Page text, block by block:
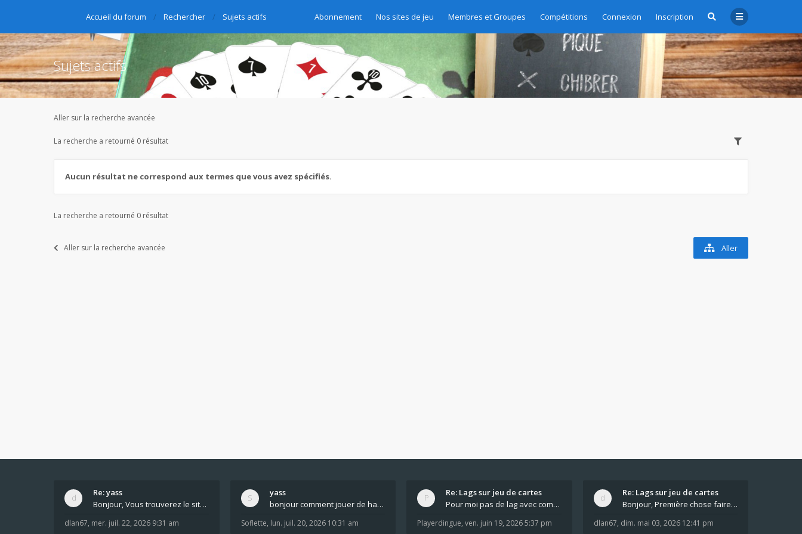
Abonnement Nos sites de jeu Membres et Groupes Compétitions Connexion Inscription
Accueil du forum Rechercher Sujets actifs
Sujets actifs
Aller sur la recherche avancée
La recherche a retourné 0 résultat
Aucun résultat ne correspond aux termes que vous avez spécifiés.
La recherche a retourné 0 résultat
Aller sur la recherche avancée Aller
Re: yass
Bonjour, Vous trouverez le site ici dans le foru
dlan67, mer. juil. 22, 2026 9:31 am
yass
bonjour comment jouer de haut en bas tout atout mi
Soflette, lun. juil. 20, 2026 10:31 am
Re: Lags sur jeu de cartes
Pour moi pas de lag avec comme navigateur Chrome
Playerdingue, ven. juin 19, 2026 5:37 pm
Re: Lags sur jeu de cartes
Bonjour, Première chose faire un arrêt complet de
dlan67, dim. mai 03, 2026 12:41 pm